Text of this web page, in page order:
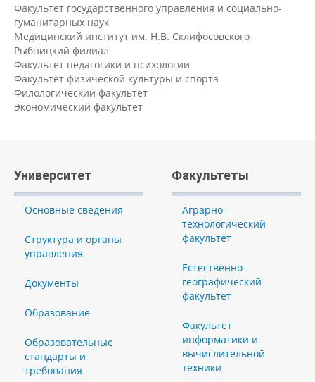
Факультет государственного управления и социально-
гуманитарных наук
Медицинский институт им. Н.В. Склифосовского
Рыбницкий филиал
Факультет педагогики и психологии
Факультет физической культуры и спорта
Филологический факультет
Экономический факультет
Университет
Основные сведения
Структура и органы
управления
Документы
Образование
Образовательные
стандарты и
требования
Факультеты
Аграрно-
технологический
факультет
Естественно-
географический
факультет
Факультет
информатики и
вычислительной
техники